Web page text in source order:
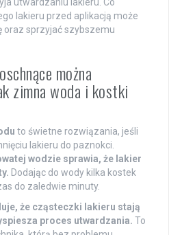
lakieru przed aplikacją może
oraz sprzyjać szybszemu
można
zimna woda i kostki
to świetne rozwiązania, jeśli
lakieru do paznokci.
wodzie sprawia, że lakier
Dodając do wody kilka kostek
do zaledwie minuty.
że cząsteczki lakieru stają
proces utwardzania. To